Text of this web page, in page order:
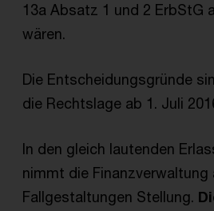
13a Absatz 1 und 2 ErbStG
wären.
Die Entscheidungsgründe
die Rechtslage ab 1. Juli
In den gleich lautenden
nimmt die
Fallgestaltungen Stellung.